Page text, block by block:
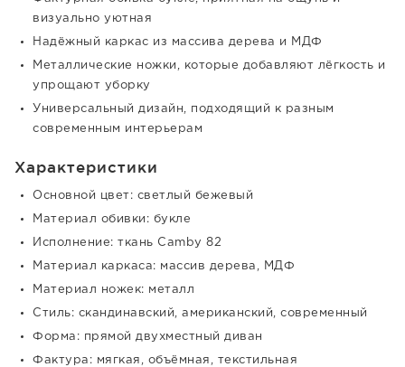
визуально уютная
Надёжный каркас из массива дерева и МДФ
Металлические ножки, которые добавляют лёгкость и
упрощают уборку
Универсальный дизайн, подходящий к разным
современным интерьерам
Характеристики
Основной цвет: светлый бежевый
Материал обивки: букле
Исполнение: ткань Camby 82
Материал каркаса: массив дерева, МДФ
Материал ножек: металл
Стиль: скандинавский, американский, современный
Форма: прямой двухместный диван
Фактура: мягкая, объёмная, текстильная